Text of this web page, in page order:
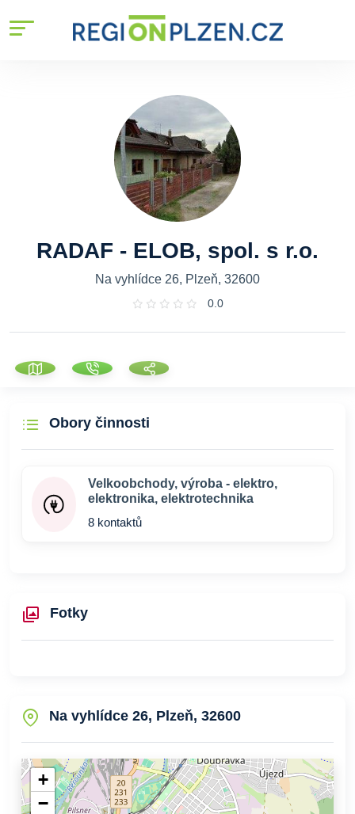
RADAF - ELOB, spol. s r.o.
Na vyhlídce 26, Plzeň, 32600
0.0
Obory činnosti
Velkoobchody, výroba - elektro,
elektronika, elektrotechnika
8 kontaktů
Fotky
Na vyhlídce 26, Plzeň, 32600
+
−